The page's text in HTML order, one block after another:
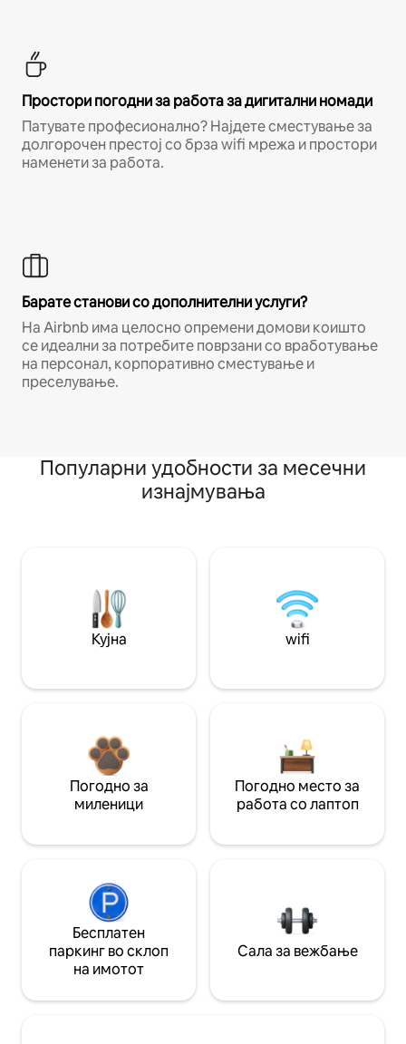
Простори погодни за работа за дигитални номади
Патувате професионално? Најдете сместување за
долгорочен престој со брза wifi мрежа и простори
наменети за работа.
Барате станови со дополнителни услуги?
На Airbnb има целосно опремени домови коишто
се идеални за потребите поврзани со вработување
на персонал, корпоративно сместување и
преселување.
Популарни удобности за месечни
изнајмувања
Кујна wifi
Погодно за
миленици
Погодно место за
работа со лаптоп
Бесплатен
паркинг во склоп
на имотот
Сала за вежбање